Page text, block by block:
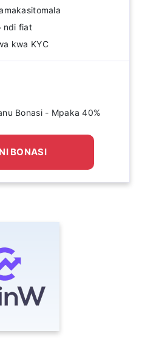
ndi fiat
kwa KYC
Bonasi - Mpaka 40%
BONASI